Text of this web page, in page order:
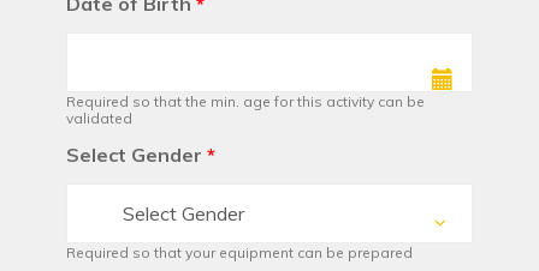
Required so that the min. age for this activity can be
validated
Select Gender *
Select Gender
Required so that your equipment can be prepared